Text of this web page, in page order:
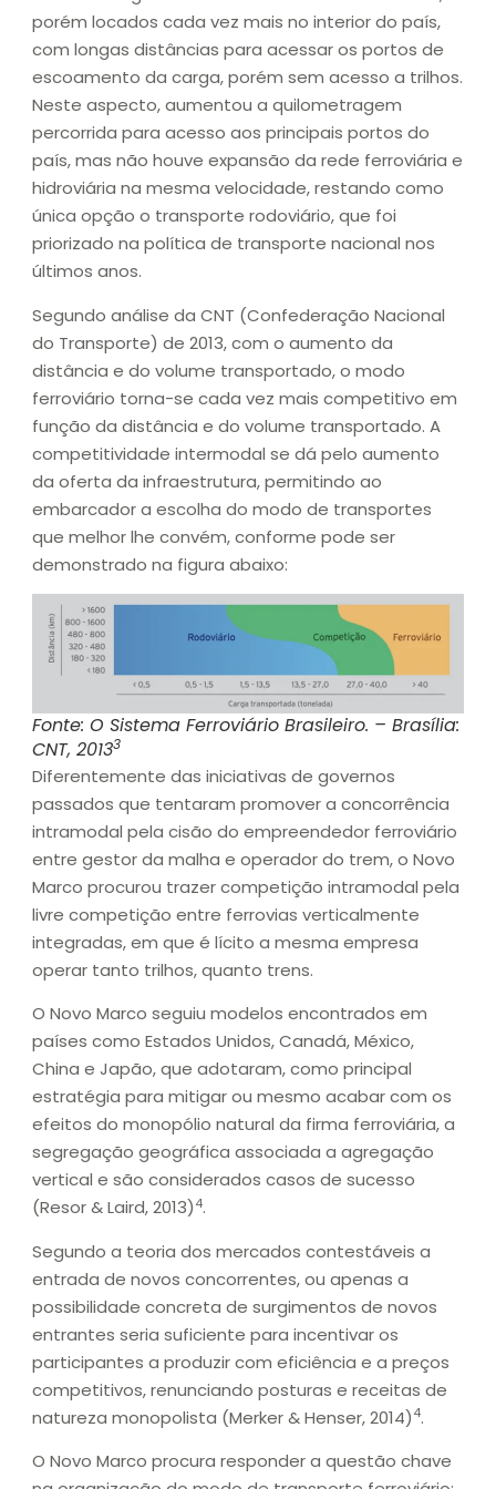
porém locados cada vez mais no interior do país,
com longas distâncias para acessar os portos de
escoamento da carga, porém sem acesso a trilhos.
Neste aspecto, aumentou a quilometragem
percorrida para acesso aos principais portos do
país, mas não houve expansão da rede ferroviária e
hidroviária na mesma velocidade, restando como
única opção o transporte rodoviário, que foi
priorizado na política de transporte nacional nos
últimos anos.
Segundo análise da CNT (Confederação Nacional
do Transporte) de 2013, com o aumento da
distância e do volume transportado, o modo
ferroviário torna-se cada vez mais competitivo em
função da distância e do volume transportado. A
competitividade intermodal se dá pelo aumento
da oferta da infraestrutura, permitindo ao
embarcador a escolha do modo de transportes
que melhor lhe convém, conforme pode ser
demonstrado na figura abaixo:
Fonte: O Sistema Ferroviário Brasileiro. – Brasília:
CNT, 20133
Diferentemente das iniciativas de governos
passados que tentaram promover a concorrência
intramodal pela cisão do empreendedor ferroviário
entre gestor da malha e operador do trem, o Novo
Marco procurou trazer competição intramodal pela
livre competição entre ferrovias verticalmente
integradas, em que é lícito a mesma empresa
operar tanto trilhos, quanto trens.
O Novo Marco seguiu modelos encontrados em
países como Estados Unidos, Canadá, México,
China e Japão, que adotaram, como principal
estratégia para mitigar ou mesmo acabar com os
efeitos do monopólio natural da firma ferroviária, a
segregação geográfica associada a agregação
vertical e são considerados casos de sucesso
(Resor & Laird, 2013)4.
Segundo a teoria dos mercados contestáveis a
entrada de novos concorrentes, ou apenas a
possibilidade concreta de surgimentos de novos
entrantes seria suficiente para incentivar os
participantes a produzir com eficiência e a preços
competitivos, renunciando posturas e receitas de
natureza monopolista (Merker & Henser, 2014)4.
O Novo Marco procura responder a questão chave